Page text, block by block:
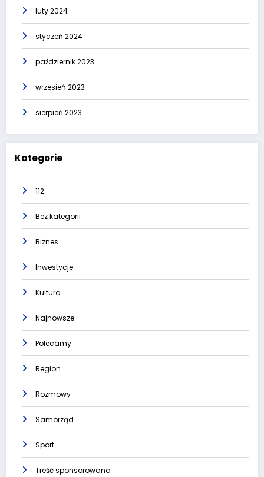
luty 2024
styczeń 2024
październik 2023
wrzesień 2023
sierpień 2023
Kategorie
112
Bez kategorii
Biznes
Inwestycje
Kultura
Najnowsze
Polecamy
Region
Rozmowy
Samorząd
Sport
Treść sponsorowana